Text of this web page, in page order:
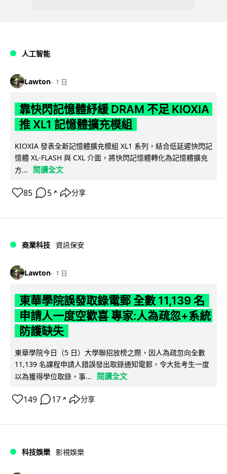
人工智能
Lawton 1 日
靠快閃記憶體紓緩 DRAM 不足 KIOXIA
推 XL1 記憶體擴充模組
KIOXIA 發表全新記憶體擴充模組 XL1 系列，結合低延遲快閃記
憶體 XL-FLASH 與 CXL 介面，將快閃記憶體轉化為記憶體擴充
方...
閱讀全文
85 5 ↗ 分享
商業科技 資訊保安
Lawton 1 日
東華學院誤發取錄電郵 全數 11,139 名
申請人一度空歡喜 專家:人為疏忽+系統
防護缺失
東華學院今日（5 日）大學聯招放榜之際，因人為疏忽向全數
11,139 名課程申請人錯誤發出取錄通知電郵，令大批考生一度
以為獲得學位取錄，事...
閱讀全文
149 17 ↗ 分享
科技娛樂 影視娛樂